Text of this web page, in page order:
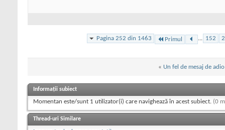
Pagina 252 din 1463 Primul ... 152
« Un fel de mesaj de adio
Informații subiect
Momentan este/sunt 1 utilizator(i) care navighează în acest subiect. (0
Thread-uri Similare